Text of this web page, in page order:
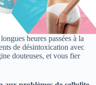
heures passées à la
de désintoxication avec
douteuses, et vous fier